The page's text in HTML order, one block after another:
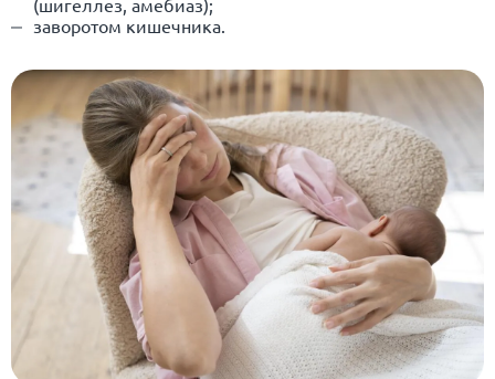
(шигеллез, амебиаз);
заворотом кишечника.